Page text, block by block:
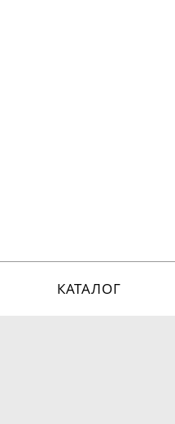
КАТАЛОГ